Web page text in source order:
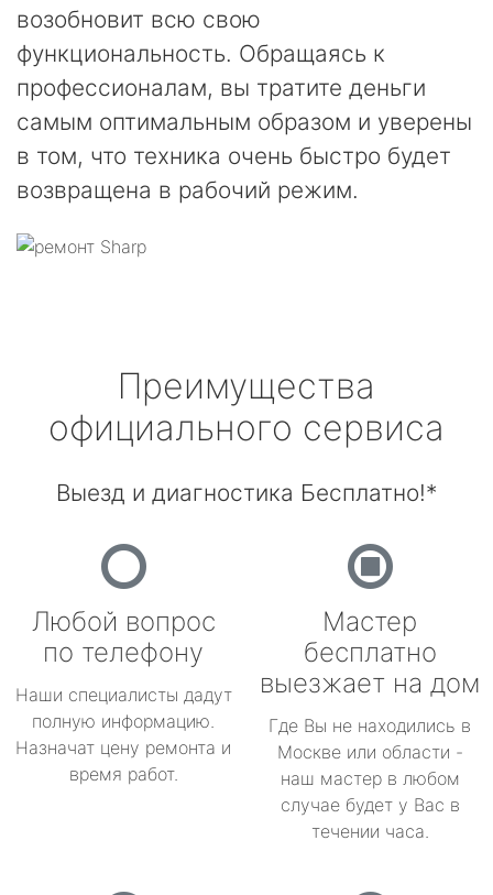
возобновит всю свою
функциональность. Обращаясь к
профессионалам, вы тратите деньги
самым оптимальным образом и уверены
в том, что техника очень быстро будет
возвращена в рабочий режим.
Преимущества
официального сервиса
Выезд и диагностика Бесплатно!*
Любой вопрос
по телефону
Наши специалисты дадут
полную информацию.
Назначат цену ремонта и
время работ.
Мастер
бесплатно
выезжает на дом
Где Вы не находились в
Москве или области -
наш мастер в любом
случае будет у Вас в
течении часа.